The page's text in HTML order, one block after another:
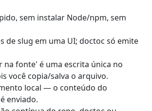
sem instalar Node/npm, sem
de slug em uma UI; doctoc só emite
na fonte' é uma escrita única no
você copia/salva o arquivo.
local — o conteúdo do
enviado.